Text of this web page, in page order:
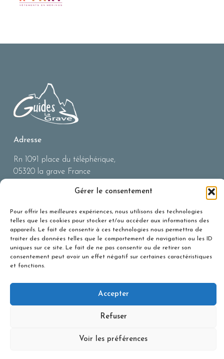
Gérer le consentement
Pour offrir les meilleures expériences, nous utilisons des technologies
telles que les cookies pour stocker et/ou accéder aux informations des
appareils. Le fait de consentir à ces technologies nous permettra de
traiter des données telles que le comportement de navigation ou les ID
uniques sur ce site. Le fait de ne pas consentir ou de retirer son
consentement peut avoir un effet négatif sur certaines caractéristiques
et fonctions.
Accepter
Refuser
Voir les préférences
Adresse
Rn 1091 place du téléphérique,
05320 la grave France
Téléphone : +33 476 799 021
Liens Utiles
Téléphérique La Grave La
avalanches)